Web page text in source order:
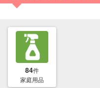
84件
家庭用品